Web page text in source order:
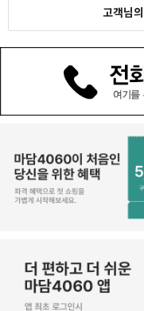
고객님